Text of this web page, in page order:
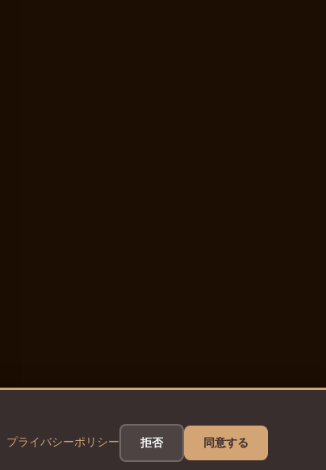
プライバシーポリシー 拒否 同意する